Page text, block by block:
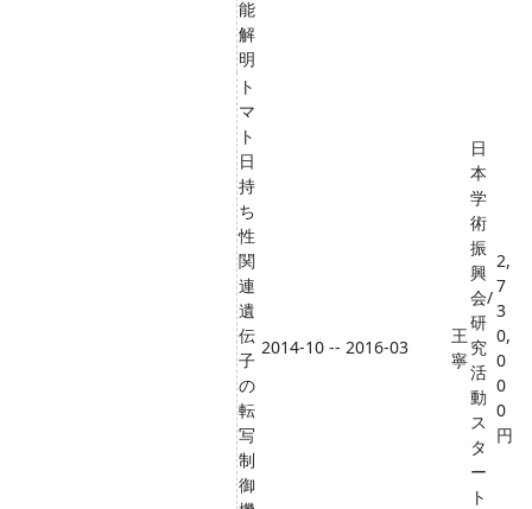
能
解
明
ト
マ
ト
日
持
ち
性
関
連
遺
伝
子
の
転
写
制
御
2014-10 -- 2016-03
王
寧
日
本
学
術
振
興
会/
研
究
活
動
ス
タ
ー
ト
2,
7
3
0,
0
0
0
円